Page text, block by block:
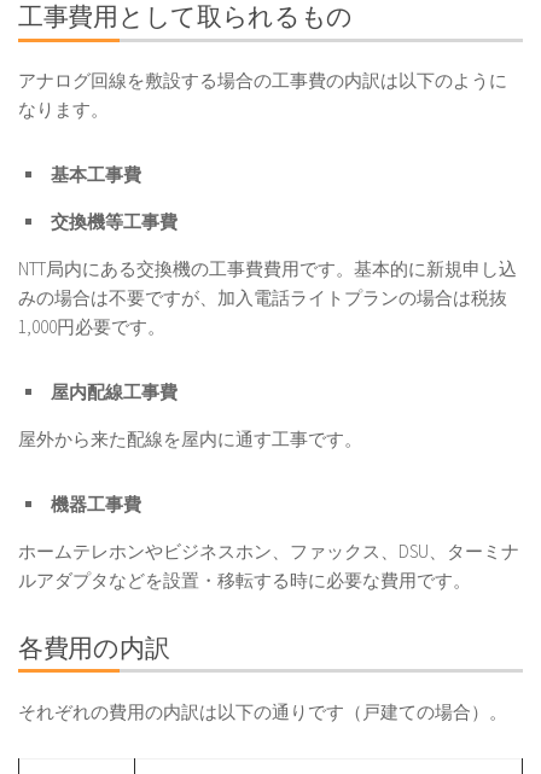
工事費用として取られるもの
アナログ回線を敷設する場合の工事費の内訳は以下のように
なります。
基本工事費
交換機等工事費
NTT局内にある交換機の工事費費用です。基本的に新規申し込
みの場合は不要ですが、加入電話ライトプランの場合は税抜
1,000円必要です。
屋内配線工事費
屋外から来た配線を屋内に通す工事です。
機器工事費
ホームテレホンやビジネスホン、ファックス、DSU、ターミナ
ルアダプタなどを設置・移転する時に必要な費用です。
各費用の内訳
それぞれの費用の内訳は以下の通りです（戸建ての場合）。